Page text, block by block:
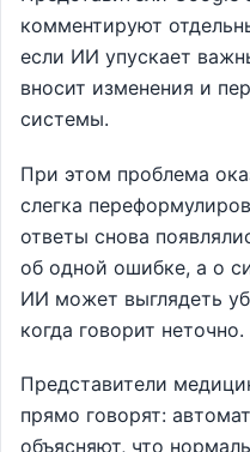
комментируют
если ИИ упускает
вносит изменения и
системы.
При этом проблема
слегка
ответы снова
об одной ошибке, а о
ИИ может выглядеть
когда говорит неточно.
Представители
прямо говорят:
объясняют, что